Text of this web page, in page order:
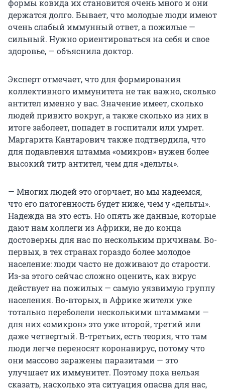
формы ковида их становится очень много и они
держатся долго. Бывает, что молодые люди имеют
очень слабый иммунный ответ, а пожилые —
сильный. Нужно ориентироваться на себя и свое
здоровье, — объяснила доктор.
Эксперт отмечает, что для формирования
коллективного иммунитета не так важно, сколько
антител именно у вас. Значение имеет, сколько
людей привито вокруг, а также сколько из них в
итоге заболеет, попадет в госпитали или умрет.
Маргарита Кантарович также подтвердила, что
для подавления штамма «омикрон» нужен более
высокий титр антител, чем для «дельты».
— Многих людей это огорчает, но мы надеемся,
что его патогенность будет ниже, чем у «дельты».
Надежда на это есть. Но опять же данные, которые
дают нам коллеги из Африки, не до конца
достоверны для нас по нескольким причинам. Во-
первых, в тех странах гораздо более молодое
население: люди часто не доживают до старости.
Из-за этого сейчас сложно оценить, как вирус
действует на пожилых — самую уязвимую группу
населения. Во-вторых, в Африке жители уже
тотально переболели несколькими штаммами —
для них «омикрон» это уже второй, третий или
даже четвертый. В-третьих, есть теория, что там
люди легче переносят коронавирус, потому что
они массово заражены паразитами — это
улучшает их иммунитет. Поэтому пока нельзя
сказать, насколько эта ситуация опасна для нас,